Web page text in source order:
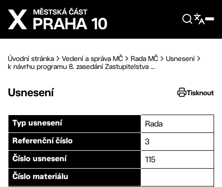
Přejít na hlavní obsah
Úvodní stránka Vedení a správa MČ Rada MČ
Usnesení
k návrhu programu 8. zasedání Zastupitelstva ...
Usnesení Tisknout
Typ usnesení Rada
Referenční číslo 3
Číslo usnesení 115
Číslo materiálu